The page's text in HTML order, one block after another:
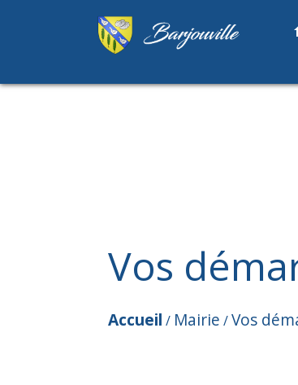
Vos
Accueil / Mairie /Vos